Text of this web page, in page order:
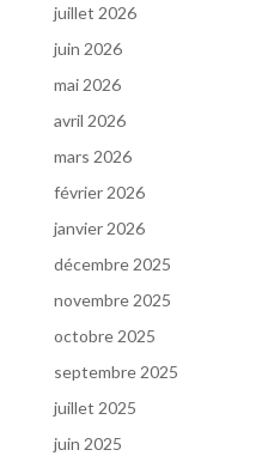
juillet 2026
juin 2026
mai 2026
avril 2026
mars 2026
février 2026
janvier 2026
décembre 2025
novembre 2025
octobre 2025
septembre 2025
juillet 2025
juin 2025